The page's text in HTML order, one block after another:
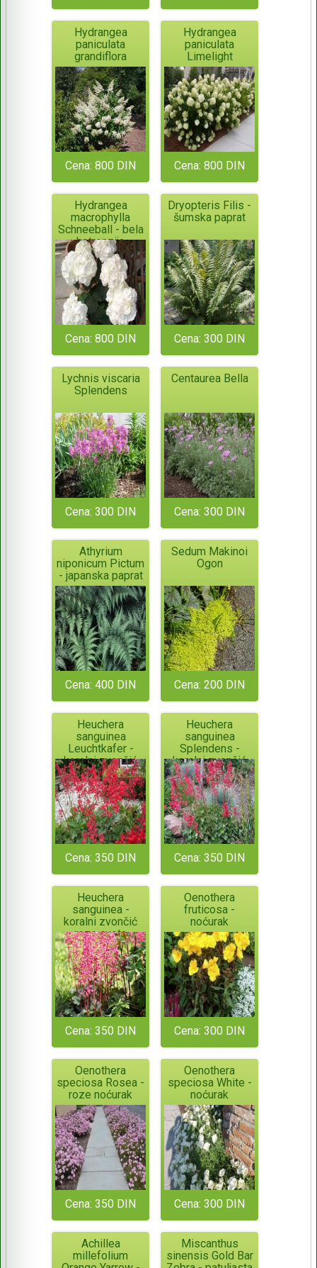
Hydrangea
paniculata
grandiflora
Cena: 800 DIN
Hydrangea
paniculata
Limelight
Cena: 800 DIN
Hydrangea
macrophylla
Schneeball - bela
hotrenzija
Cena: 800 DIN
Dryopteris Filis -
šumska paprat
Cena: 300 DIN
Lychnis viscaria
Splendens
Cena: 300 DIN
Centaurea Bella
Cena: 300 DIN
Athyrium
niponicum Pictum
- japanska paprat
Cena: 400 DIN
Sedum Makinoi
Ogon
Cena: 200 DIN
Heuchera
sanguinea
Leuchtkafer -
koralni zvončić
bordo boje
Cena: 350 DIN
Heuchera
sanguinea
Splendens -
koralni zvončić
crvenog cveta
Cena: 350 DIN
Heuchera
sanguinea -
koralni zvončić
roze cveta
Cena: 350 DIN
Oenothera
fruticosa -
noćurak
Cena: 300 DIN
Oenothera
speciosa Rosea -
roze noćurak
Cena: 350 DIN
Oenothera
speciosa White -
noćurak
Cena: 300 DIN
Achillea
millefolium
Miscanthus
sinensis Gold Bar